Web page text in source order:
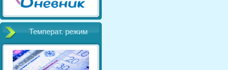
Температ. режим